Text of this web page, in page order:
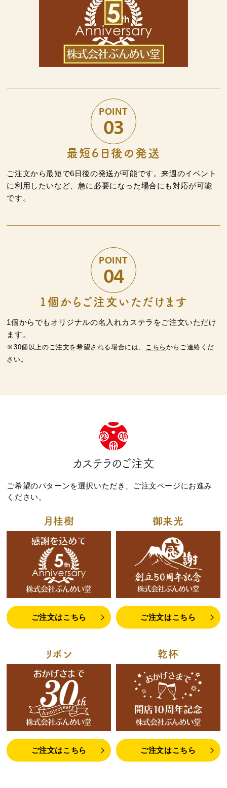
カステラ詰合せ
（五三・ハニー・静岡
茶）
カステラ巻・三笠山
三笠山どら焼き
お茶の子
茶どころ
プライバシーポリシー
特定商取引法に基づく表記
POINT
03
最短6日後の発送
ご注文から最短で6日後の発送が可能です。来週のイベント
に利用したいなど、急に必要になった場合にも対応が可能
です。
POINT
04
1個からご注文いただけます
1個からでもオリジナルの名入れカステラをご注文いただけ
ます。
※30個以上のご注文を希望される場合には、 こちら からご連絡くだ
さい。
カステラのご注文
ご希望のパターンを選択いただき、ご注文ページにお進み
ください。
月桂樹
ご注文はこちら
御来光
ご注文はこちら
リボン
ご注文はこちら
乾杯
ご注文はこちら